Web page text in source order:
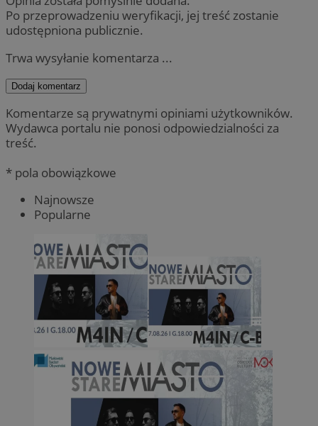
Po przeprowadzeniu weryfikacji, jej treść zostanie
udostępniona publicznie.
Trwa wysyłanie komentarza ...
Dodaj komentarz
Komentarze są prywatnymi opiniami użytkowników.
Wydawca portalu nie ponosi odpowiedzialności za
treść.
* pola obowiązkowe
Najnowsze
Popularne